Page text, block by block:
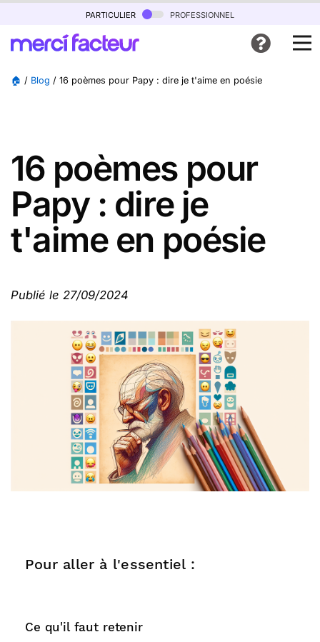
particulier professionnel
🏠 / Blog / 16 poèmes pour Papy : dire je t'aime en poésie
16 poèmes pour
Papy : dire je
t'aime en poésie
Publié le 27/09/2024
Pour aller à l'essentiel :
Ce qu'il faut retenir